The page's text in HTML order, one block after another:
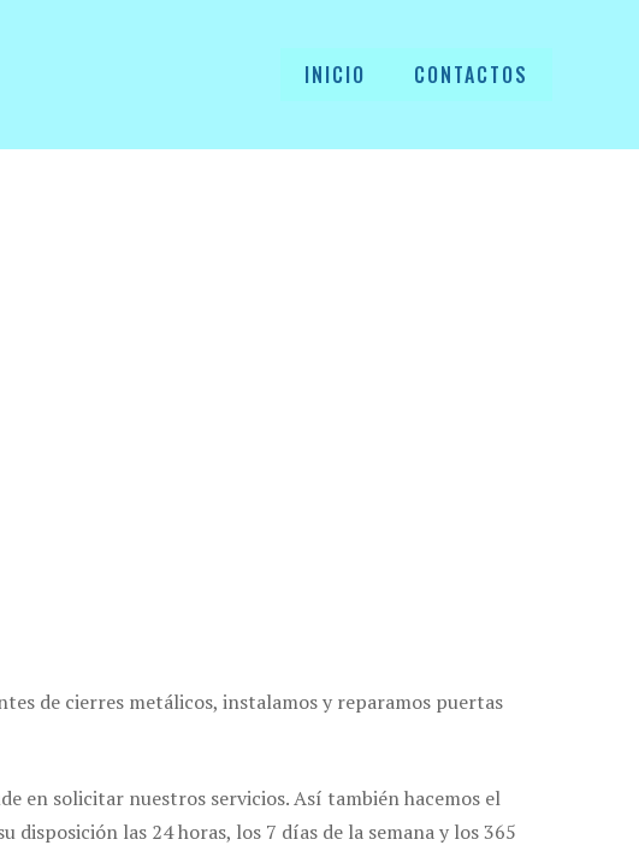
INICIO CONTACTOS
de cierres metálicos, instalamos y reparamos puertas
en solicitar nuestros servicios. Así también hacemos el
las 24 horas, los 7 días de la semana y los 365